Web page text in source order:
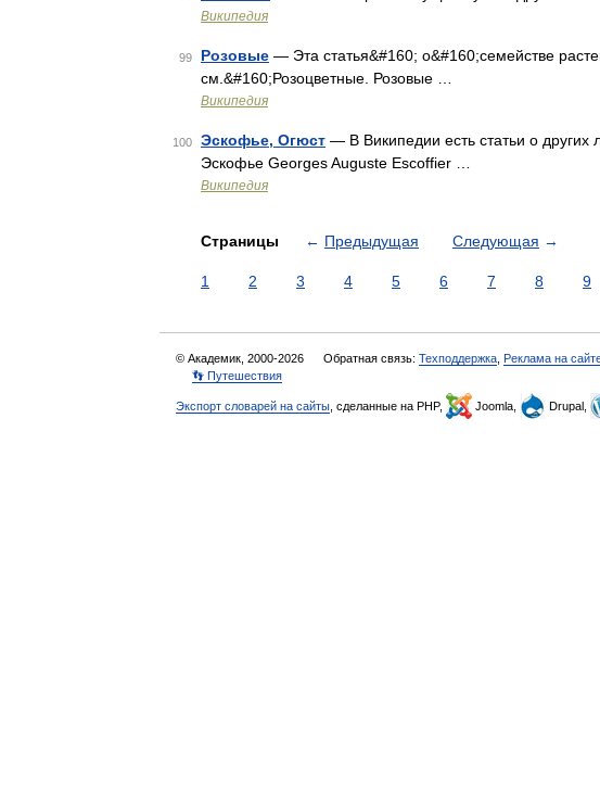
Википедия
99 Розовые — Эта статья&#160; о&#160;семействе
см.&#160;Розоцветные. Розовые …
Википедия
100 Эскофье, Огюст — В Википедии есть статьи о
Эскофье Georges Auguste Escoffier …
Википедия
Страницы ← Предыдущая Следующая →
1 2 3 4 5 6 7 8 9
© Академик, 2000-2026 Обратная связь: Техподдержка Реклама на
👣 Путешествия
Экспорт словарей на сайты , сделанные на PHP, Joomla, Drupal,